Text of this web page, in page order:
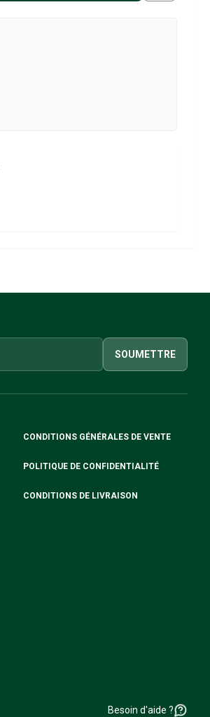
SOUMETTRE
CONDITIONS GÉNÉRALES DE VENTE
POLITIQUE DE CONFIDENTIALITÉ
CONDITIONS DE LIVRAISON
Besoin d'aide ?